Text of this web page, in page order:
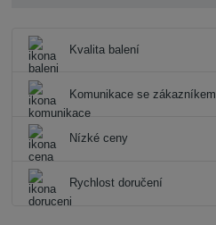
Kvalita balení
Komunikace se zákazníkem
Nízké ceny
Rychlost doručení